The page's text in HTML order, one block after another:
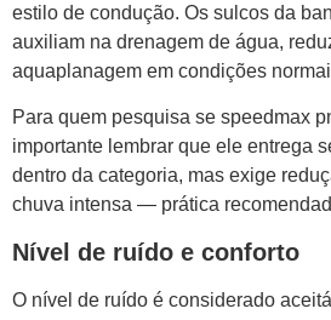
estilo de condução. Os sulcos da
auxiliam na drenagem de água,
aquaplanagem em condições
Para quem pesquisa se speedmax
importante lembrar que ele entrega
dentro da categoria, mas exige
chuva intensa — prática
Nível de ruído e conforto
O nível de ruído é considerado